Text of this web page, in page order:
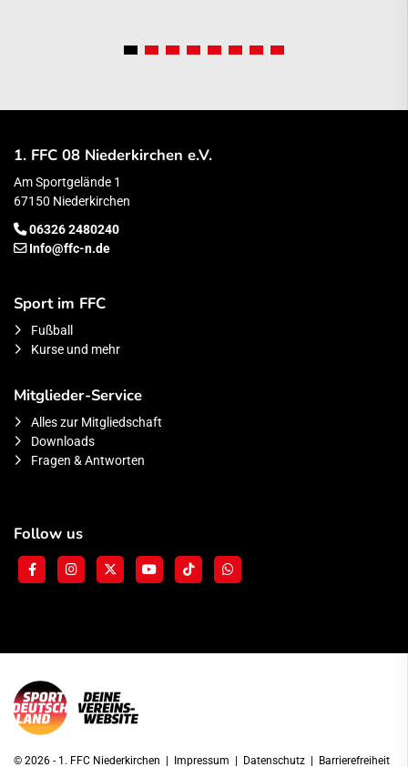
1. FFC 08 Niederkirchen e.V.
Am Sportgelände 1
67150 Niederkirchen
06326 2480240
Info@ffc-n.de
Sport im FFC
Fußball
Kurse und mehr
Mitglieder-Service
Alles zur Mitgliedschaft
Downloads
Fragen & Antworten
Follow us
© 2026 - 1. FFC Niederkirchen | Impressum | Datenschutz | Barrierefreiheit